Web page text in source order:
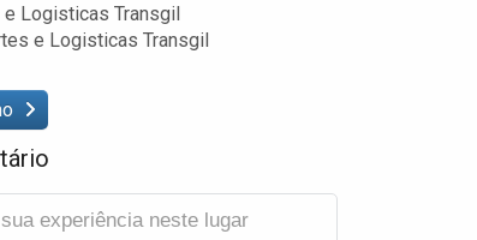
e Logisticas Transgil
e Logisticas Transgil